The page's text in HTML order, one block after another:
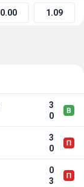
0.00 1.09
3
0
3
0
0
3